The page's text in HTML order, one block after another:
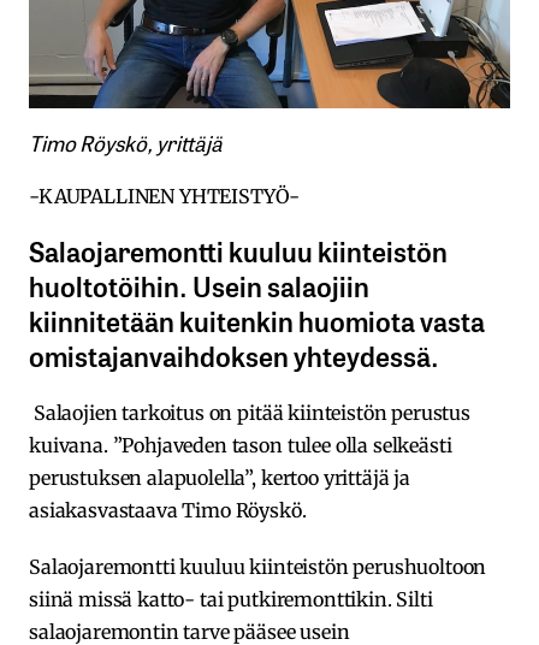
Timo Röyskö, yrittäjä
-KAUPALLINEN YHTEISTYÖ-
Salaojaremontti kuuluu kiinteistön
huoltotöihin. Usein salaojiin
kiinnitetään kuitenkin huomiota vasta
omistajanvaihdoksen yhteydessä.
Salaojien tarkoitus on pitää kiinteistön perustus
kuivana. ”Pohjaveden tason tulee olla selkeästi
perustuksen alapuolella”, kertoo yrittäjä ja
asiakasvastaava Timo Röyskö.
Salaojaremontti kuuluu kiinteistön perushuoltoon
siinä missä katto- tai putkiremonttikin. Silti
salaojaremontin tarve pääsee usein